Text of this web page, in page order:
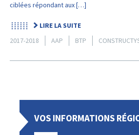
ciblées répondant aux […]
LIRE LA SUITE
2017-2018
AAP BTP
VOS INFORMATIONS